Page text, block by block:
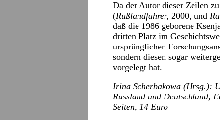
Da der Autor dieser Zeilen
(Rußlandfahrer, 2000, und
daß die 1986 geborene
dritten Platz im
ursprünglichen
sondern diesen sogar
vorgelegt hat.
Irina Scherbakowa (Hrsg.):
Russland und Deutschland,
Seiten, 14 Euro